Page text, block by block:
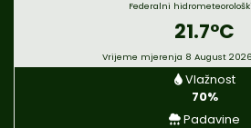
Federalni
21.7°C
Vrijeme mjerenja 8 August
Vlažnost
70%
Padavine